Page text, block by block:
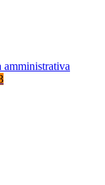
amministrativa